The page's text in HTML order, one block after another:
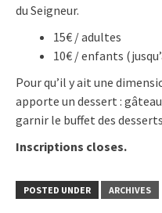
du Seigneur.
15€ / adultes
10€ / enfants
Pour qu’il y ait une
apporte un dessert :
garnir le buffet des
Inscriptions closes.
POSTED UNDER ARCHIVES